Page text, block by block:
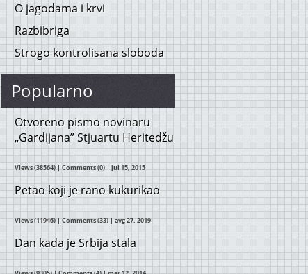
O jagodama i krvi
Razbibriga
Strogo kontrolisana sloboda
Popularno
Otvoreno pismo novinaru
„Gardijana” Stjuartu Heritedžu
Views (38564)|Comments (0)| jul 15, 2015
Petao koji je rano kukurikao
Views (11946)|Comments (33)| avg 27, 2019
Dan kada je Srbija stala